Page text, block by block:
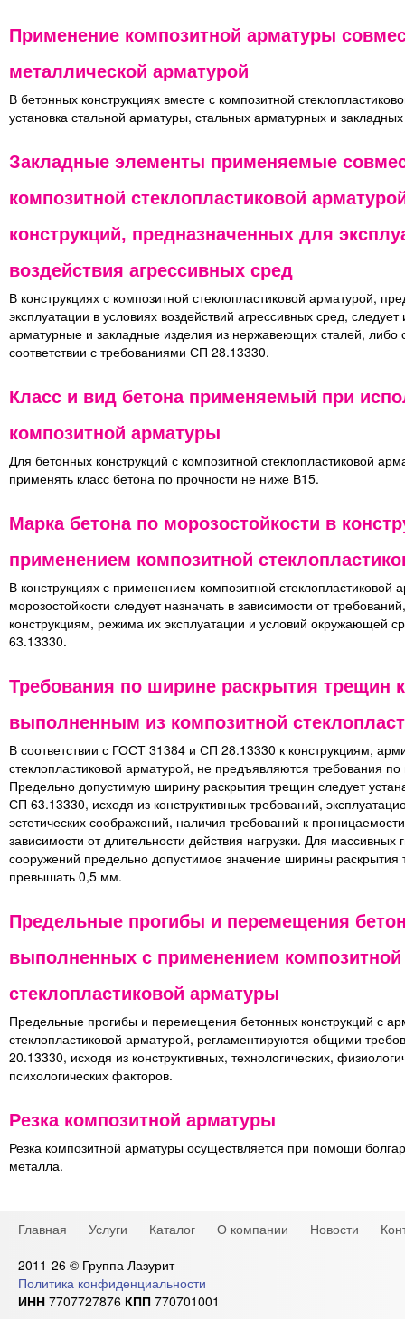
Применение композитной арматуры
металлической арматурой
В бетонных конструкциях вместе с композитной
установка стальной арматуры, стальных арматурных и
Закладные элементы применяемые
композитной стеклопластиковой
конструкций, предназначенных для
воздействия агрессивных сред
В конструкциях с композитной стеклопластиковой арматурой,
эксплуатации в условиях воздействий агрессивных сред,
арматурные и закладные изделия из нержавеющих сталей,
соответствии с требованиями СП 28.13330.
Класс и вид бетона применяемый при
композитной арматуры
Для бетонных конструкций с композитной стеклопластиковой
применять класс бетона по прочности не ниже В15.
Марка бетона по морозостойкости в
применением композитной
В конструкциях с применением композитной стеклопластиковой
морозостойкости следует назначать в зависимости от
конструкциям, режима их эксплуатации и условий окружающей
63.13330.
Требования по ширине раскрытия трещин
выполненным из композитной
В соответствии с ГОСТ 31384 и СП 28.13330 к конструкциям,
стеклопластиковой арматурой, не предъявляются требования
Предельно допустимую ширину раскрытия трещин следует
СП 63.13330, исходя из конструктивных требований,
эстетических соображений, наличия требований к
зависимости от длительности действия нагрузки. Для массивных
сооружений предельно допустимое значение ширины
превышать 0,5 мм.
Предельные прогибы и перемещения
выполненных с применением композитной
стеклопластиковой арматуры
Предельные прогибы и перемещения бетонных конструкций с
стеклопластиковой арматурой, регламентируются общими
20.13330, исходя из конструктивных, технологических,
психологических факторов.
Резка композитной арматуры
Резка композитной арматуры осуществляется при помощи
металла.
Главная Услуги Каталог О компании Новости
2011-26 © Группа Лазурит
Политика конфиденциальности
ИНН 7707727876 КПП 770701001